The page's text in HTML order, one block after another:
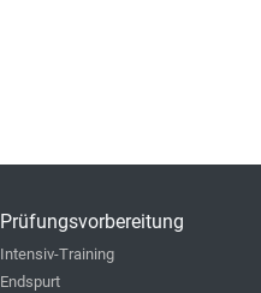
Prüfungsvorbereitung
Intensiv-Training
Endspurt